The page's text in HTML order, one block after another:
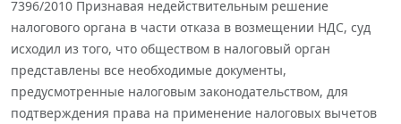
7396/2010 Признавая недействительным решение
налогового органа в части отказа в возмещении НДС, суд
исходил из того, что обществом в налоговый орган
представлены все необходимые документы,
предусмотренные налоговым законодательством, для
подтверждения права на применение налоговых вычетов